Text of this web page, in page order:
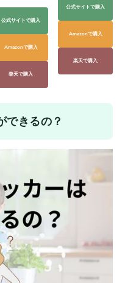
公式サイトで購入
Amazonで購入
楽天で購入
公式サイトで購入
Amazonで購入
楽天で購入
できるの？